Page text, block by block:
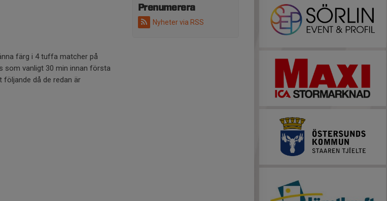
Prenumerera
Nyheter via RSS
färg i 4 tuffa matcher på
som vanligt 30 min innan första
följande då de redan är